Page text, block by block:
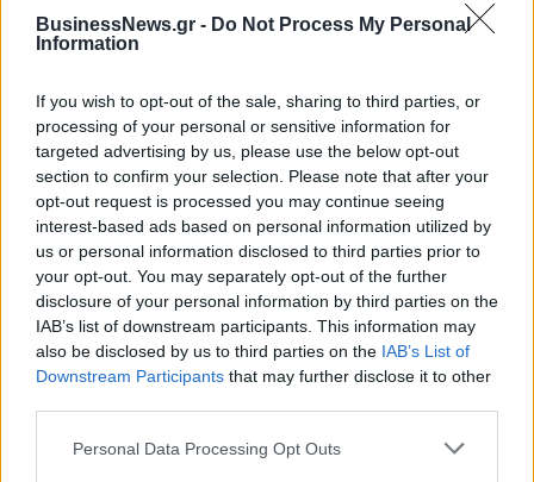
BusinessNews.gr - Do Not Process My Personal
Information
If you wish to opt-out of the sale, sharing to third parties, or
processing of your personal or sensitive information for
targeted advertising by us, please use the below opt-out
section to confirm your selection. Please note that after your
opt-out request is processed you may continue seeing
interest-based ads based on personal information utilized by
us or personal information disclosed to third parties prior to
your opt-out. You may separately opt-out of the further
disclosure of your personal information by third parties on the
IAB’s list of downstream participants. This information may
also be disclosed by us to third parties on the IAB’s List of
Downstream Participants that may further disclose it to other
Personal Data Processing Opt Outs
ΕΛΣΤΑΤ: Στο 3,4% υποχώρησε ο πληθωρισμός τον Ιούλιο
Metlen: Ρεκόρ EBITDA στο α'
εξάμηνο, στα 550 εκατ. ευρώ –
Καθαρά κέρδη 313 εκατ. ευρώ
Ειδικό Χωροταξικό Πλαίσιο για
τον Τουρισμό: Στρατηγικό
εργαλείο για βιώσιμη
τουριστική ανάπτυξη
Η Chery επενδύει 75 εκατ. δολάρια στην KG Mobility
Το FIAT 500 Hybrid τώρα από
Ατρόμητος και Novibet
συνεργασίας τους μέχρι το